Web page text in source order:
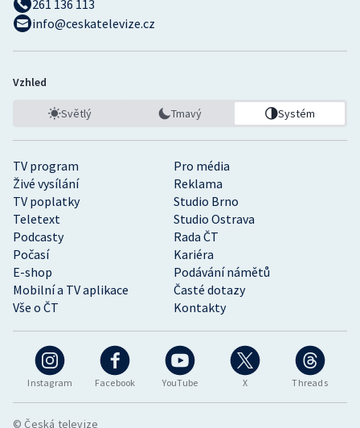
Instagram Facebook YouTube X Threads
TV program
Pro média
Živé vysílání
Reklama
TV poplatky
Studio Brno
Teletext
Studio Ostrava
Podcasty
Rada ČT
Počasí
Kariéra
E-shop
Podávání námětů
Mobilní a TV aplikace
Časté dotazy
Vše o ČT
Kontakty
261 136 113
info@ceskatelevize.cz
Vzhled
Světlý Tmavý Systém
© Česká televize